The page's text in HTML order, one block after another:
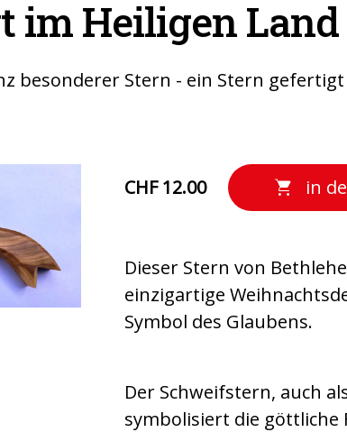
im Heiligen Land
besonderer Stern - ein Stern
CHF 12.00 in
Dieser Stern von
einzigartige
Symbol des Glaubens.
Der Schweifstern, auch
symbolisiert die göttliche